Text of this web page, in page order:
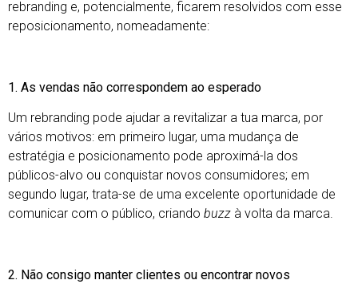
rebranding e, potencialmente, ficarem resolvidos com esse
reposicionamento, nomeadamente:
1. As vendas não correspondem ao esperado
Um rebranding pode ajudar a revitalizar a tua marca, por
vários motivos: em primeiro lugar, uma mudança de
estratégia e posicionamento pode aproximá-la dos
públicos-alvo ou conquistar novos consumidores; em
segundo lugar, trata-se de uma excelente oportunidade de
comunicar com o público, criando buzz à volta da marca.
2. Não consigo manter clientes ou encontrar novos